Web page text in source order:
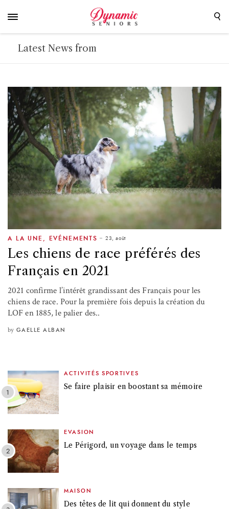
Latest News from
A LA UNE EVÉNEMENTS 23, août
Les chiens de race préférés des
Français en 2021
2021 confirme l’intérêt grandissant des Français pour les
chiens de race. Pour la première fois depuis la création du
LOF en 1885, le palier des..
by GAELLE ALBAN
ACTIVITÉS SPORTIVES
Se faire plaisir en boostant sa mémoire
EVASION
Le Périgord, un voyage dans le temps
MAISON
Des têtes de lit qui donnent du style